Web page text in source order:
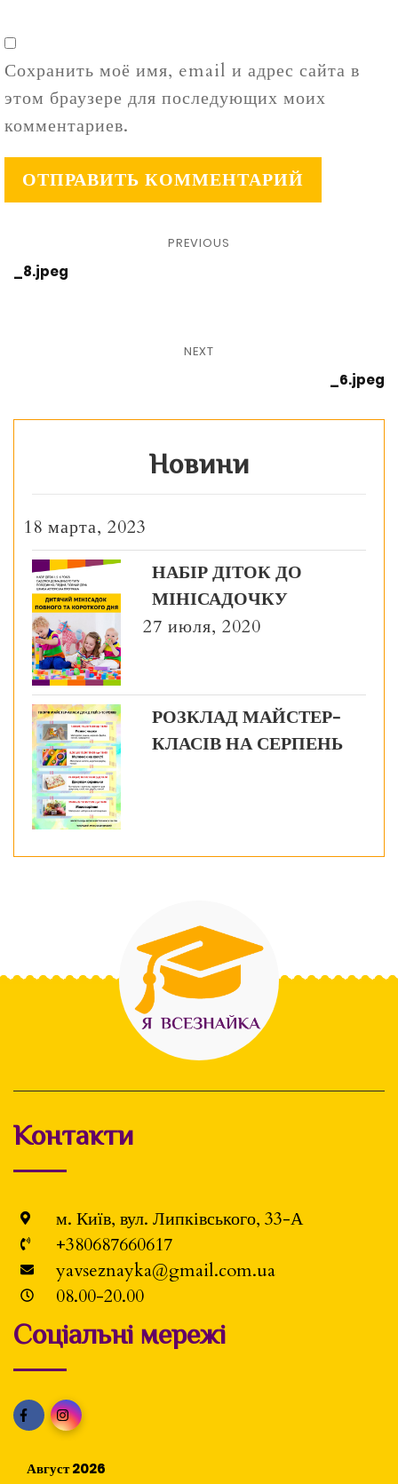
Сохранить моё имя, email и адрес сайта в
этом браузере для последующих моих
комментариев.
PREVIOUS
_8.jpeg
NEXT
_6.jpeg
Новини
18 марта, 2023
НАБІР ДІТОК ДО
МІНІСАДОЧКУ
27 июля, 2020
РОЗКЛАД МАЙСТЕР-
КЛАСІВ НА СЕРПЕНЬ
Контакти
м. Київ, вул. Липківського, 33-А
+380687660617
yavseznayka@gmail.com.ua
08.00-20.00
Соціальні мережі
Август 2026